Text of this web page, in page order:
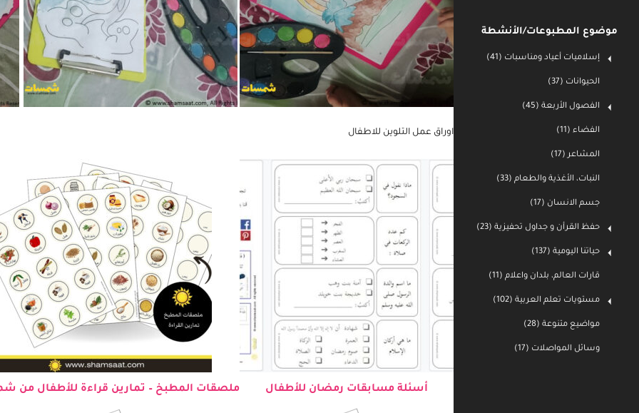
موضوع المطبوعات/الأنشطة
إسلاميات أعياد ومناسبات (41)
الحيوانات (37)
الفصول الأربعة (45)
الفضاء (11)
المشاعر (17)
النبات، الأغذية والطعام (33)
جسم الانسان (17)
حفظ القرأن و جداول تحفيزية (23)
حياتنا اليومية (137)
قارات العالم، بلدان واعلام (11)
مستويات تعلم العربية (102)
مواضيع متنوعة (28)
وسائل المواصلات (17)
اوراق عمل التلوين للاطفال